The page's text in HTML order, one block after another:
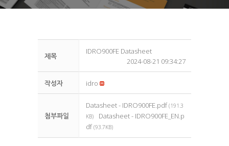
제목
IDRO900FE Datasheet
2024-08-21 09:34:27
작성자 idro
첨부파일
Datasheet - IDRO900FE.pdf(191.3
KB)
Datasheet - IDRO900FE_EN.p
df(93.7KB)